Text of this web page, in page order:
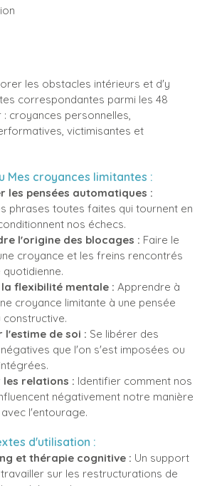
les obstacles intérieurs et d'y
correspondantes parmi les 48
croyances personnelles,
victimisantes et
Mes croyances limitantes :
les pensées automatiques :
phrases toutes faites qui tournent en
nos échecs.
l'origine des blocages : Faire le
croyance et les freins rencontrés
quotidienne.
flexibilité mentale : Apprendre à
croyance limitante à une pensée
constructive.
l'estime de soi : Se libérer des
que l'on s'est imposées ou
relations : Identifier comment nos
négativement notre manière
l'entourage.
d'utilisation :
et thérapie cognitive : Un support
sur les restructurations de